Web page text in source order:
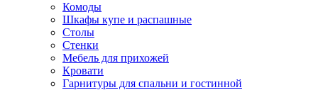
Комоды
Шкафы купе и распашные
Столы
Стенки
Мебель для прихожей
Кровати
Гарнитуры для спальни и гостинной